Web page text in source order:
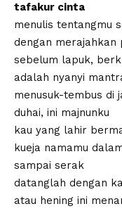
tafakur cinta
menulis tentangmu
dengan merajahkan
sebelum lapuk,
adalah nyanyi
menusuk-tembus di
duhai, ini majnunku
kau yang lahir
kueja namamu
sampai serak
datanglah dengan
atau hening ini